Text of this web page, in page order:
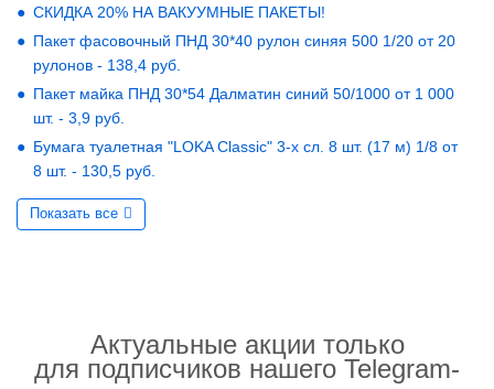
СКИДКА 20% НА ВАКУУМНЫЕ ПАКЕТЫ!
Пакет фасовочный ПНД 30*40 рулон синяя 500 1/20 от 20
рулонов - 138,4 руб.
Пакет майка ПНД 30*54 Далматин синий 50/1000 от 1 000
шт. - 3,9 руб.
Бумага туалетная "LOKA Classic" 3-х сл. 8 шт. (17 м) 1/8 от
8 шт. - 130,5 руб.
Показать все
Актуальные акции только
для подписчиков нашего Telegram-